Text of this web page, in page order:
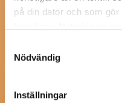
på din dator och som
syfte att optimera och
trafikmätningsföretag
anlitas för att följa din
Nödvändig
Inställningar